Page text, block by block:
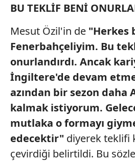
BU TEKLİF BENİ
Mesut Özil'in de "Herkes
Fenerbahçeliyim. Bu
onurlandırdı. Ancak
İngiltere'de devam
azından bir sezon daha
kalmak istiyorum.
mutlaka o formayı
edecektir" diyerek teklifi
çevirdiği belirtildi. Bu